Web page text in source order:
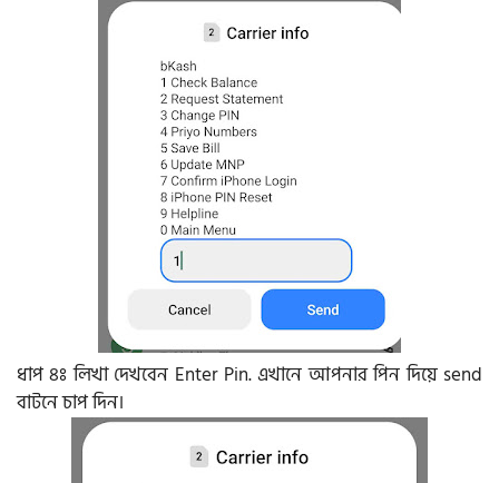
ধাপ ৪ঃ লিখা দেখবেন Enter Pin. এখানে আপনার পিন দিয়ে send
বাটনে চাপ দিন।